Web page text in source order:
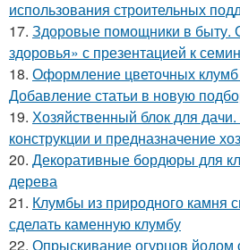
использования строительных
17. Здоровые помощники в
здоровья» с презентацией к
18. Оформление цветочных
Добавление статьи в новую
19. Хозяйственный блок для
конструкции и предназначение
20. Декоративные бордюры для
дерева
21. Клумбы из природного камня
сделать каменную клумбу
22. Опрыскивание огурцов йодом